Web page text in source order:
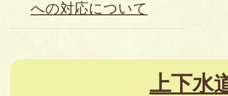
への対応について
上下水